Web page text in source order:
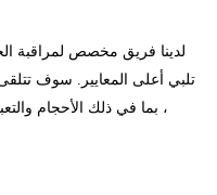
تلبي أعلى المعايير. سوف
، بما في ذلك الأحجام